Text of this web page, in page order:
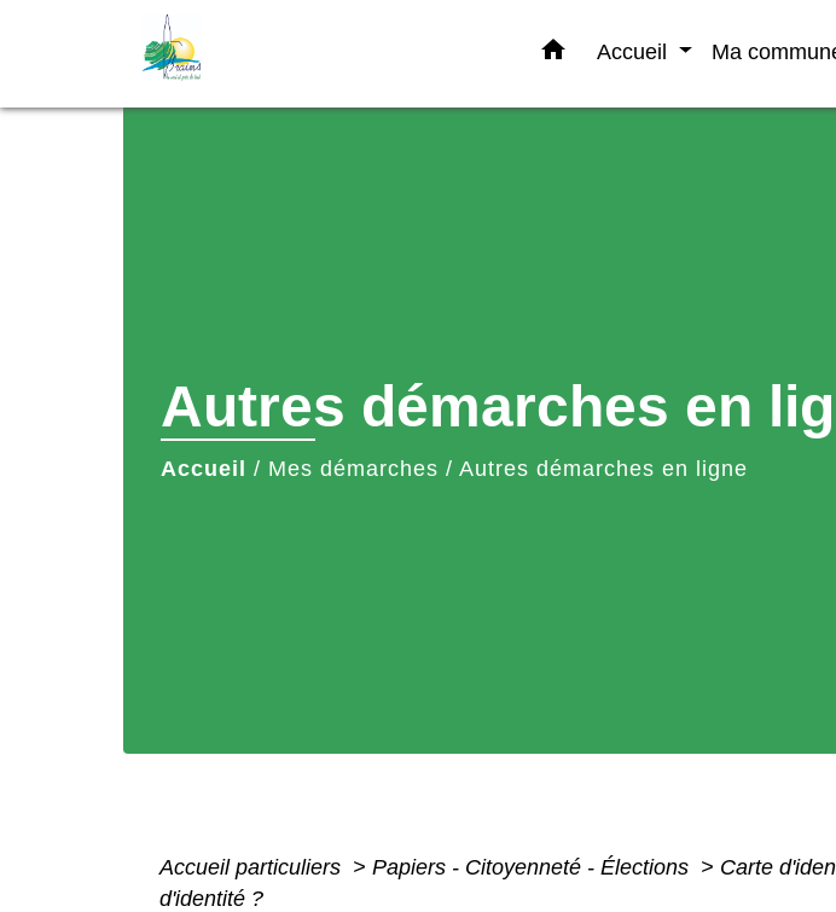
home Accueil Ma
Autres démarches en
Accueil / Mes démarches / Autres démarches en ligne
Accueil particuliers > Papiers - Citoyenneté - Élections > Carte
d'identité ?